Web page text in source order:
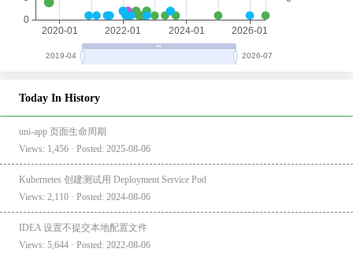
Today In History
uni-app 页面生命周期
Views: 1,456 · Posted: 2025-08-06
Kubernetes 创建测试用 Deployment Service Pod
Views: 2,110 · Posted: 2024-08-06
IDEA 设置不提交本地配置文件
Views: 5,644 · Posted: 2022-08-06